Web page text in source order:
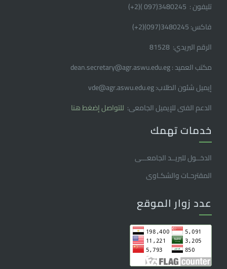
تليفون : 3480245(097 )(2
+
)
فاكس: 3480245(097)(2
+
)
الرقم البريدي: 81528
مكتب العميد : dean.secretary@agr.aswu.edu.eg
إيميل شئون الطلاب: vde@agr.aswu.edu.eg
الدعم الفنى للإيميل الجامعى: للتواصل إضغط هنا
خدمات تهمك
الدخــول للبريــد الجامعـــى
المقترحـات والشكـاوى
عدد زوار الموقع